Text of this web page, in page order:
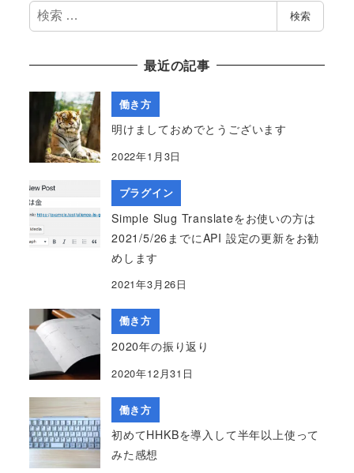
検
索
検索
最近の記事
働き方
明けましておめでとうございます
2022年1月3日
プラグイン
Simple Slug Translateをお使いの方は
2021/5/26までにAPI 設定の更新をお勧
めします
2021年3月26日
働き方
2020年の振り返り
2020年12月31日
働き方
初めてHHKBを導入して半年以上使って
みた感想